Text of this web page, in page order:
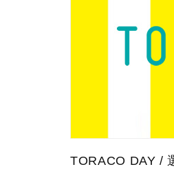
TORACO DAY /